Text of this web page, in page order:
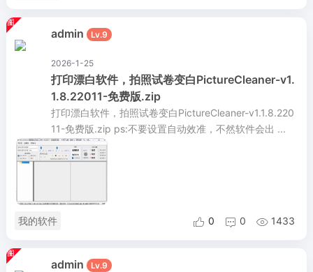
admin Lv.9
2026-1-25
打印漂白软件，拍照试卷变白PictureCleaner-v1.
1.8.22011-免费版.zip
打印漂白软件，拍照试卷变白PictureCleaner-v1.1.8.220
11-免费版.zip ps:不要设置自动效准，不然软件会出 ...
我的软件  0  0  1433
admin Lv.9